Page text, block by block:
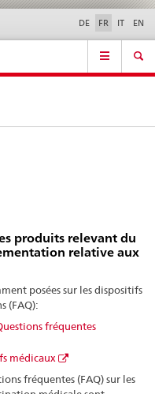
Contact | Support &
aide
DE FR IT EN
produits relevant du
relative aux
posées sur les dispositifs
(FAQ):
fréquentes
médicaux
fréquentes (FAQ) sur les